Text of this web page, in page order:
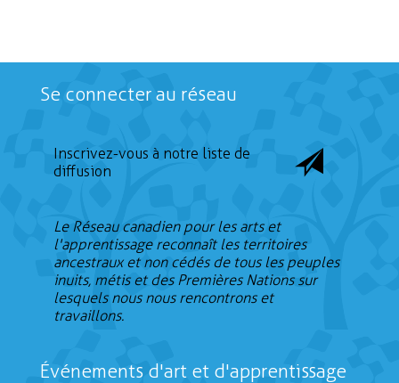
Se connecter au réseau
Inscrivez-vous à notre liste de
diffusion
Le Réseau canadien pour les arts et
l'apprentissage reconnaît les territoires
ancestraux et non cédés de tous les peuples
inuits, métis et des Premières Nations sur
lesquels nous nous rencontrons et
travaillons.
Événements d'art et d'apprentissage